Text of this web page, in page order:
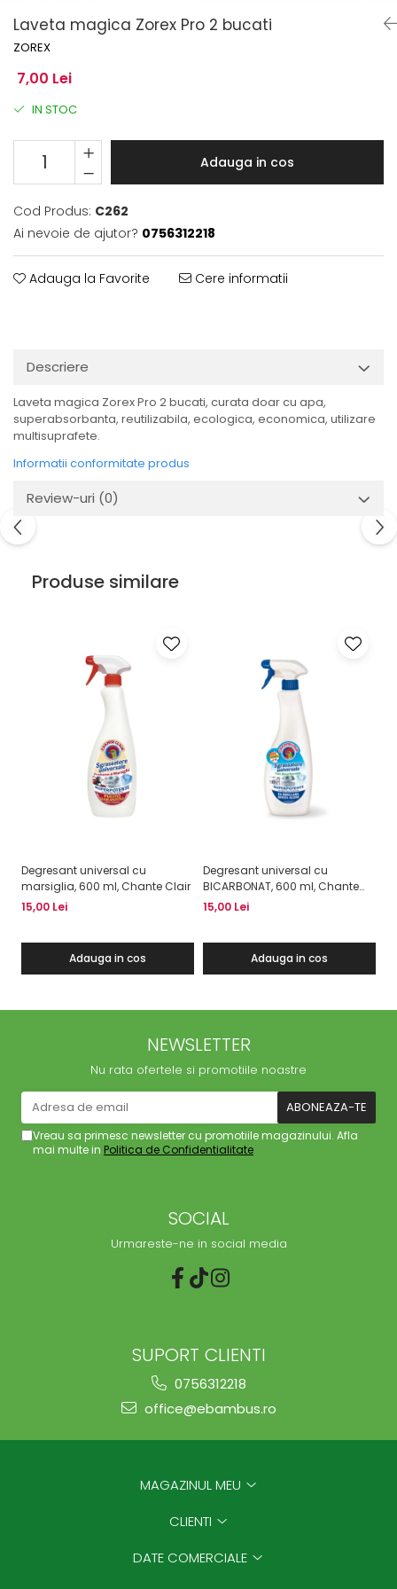
Laveta magica Zorex Pro 2 bucati
ZOREX
7,00 Lei
IN STOC
Adauga in cos
Cod Produs: C262
Ai nevoie de ajutor? 0756312218
Adauga la Favorite Cere informatii
Descriere
Laveta magica Zorex Pro 2 bucati, curata doar cu apa,
superabsorbanta, reutilizabila, ecologica, economica, utilizare
multisuprafete.
Informatii conformitate produs
Review-uri (0)
Produse similare
Degresant universal cu
marsiglia, 600 ml, Chante Clair
15,00 Lei
Adauga in cos
Degresant universal cu
BICARBONAT, 600 ml, Chante
Clair
15,00 Lei
Adauga in cos
NEWSLETTER
Nu rata ofertele si promotiile noastre
Vreau sa primesc newsletter cu promotiile magazinului. Afla
mai multe in Politica de Confidentialitate
SOCIAL
Urmareste-ne in social media
SUPORT CLIENTI
0756312218
office@ebambus.ro
MAGAZINUL MEU
CLIENTI
DATE COMERCIALE